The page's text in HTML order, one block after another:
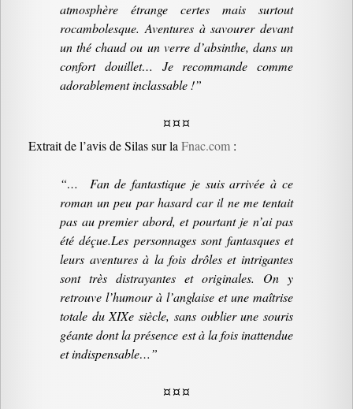
atmosphère étrange certes mais surtout
rocambolesque. Aventures à savourer devant
un thé chaud ou un verre d’absinthe, dans un
confort douillet… Je recommande comme
adorablement inclassable !”
¤ ¤ ¤
Extrait de l’avis de Silas sur laFnac.com :
“… Fan de fantastique je suis arrivée à ce
roman un peu par hasard car il ne me tentait
pas au premier abord, et pourtant je n’ai pas
été déçue.Les personnages sont fantasques et
leurs aventures à la fois drôles et intrigantes
sont très distrayantes et originales. On y
retrouve l’humour à l’anglaise et une maîtrise
totale du XIXe siècle, sans oublier une souris
géante dont la présence est à la fois inattendue
et indispensable…”
¤ ¤ ¤